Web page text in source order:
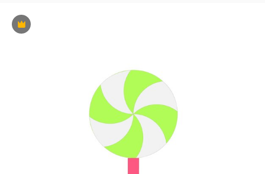
Премиум